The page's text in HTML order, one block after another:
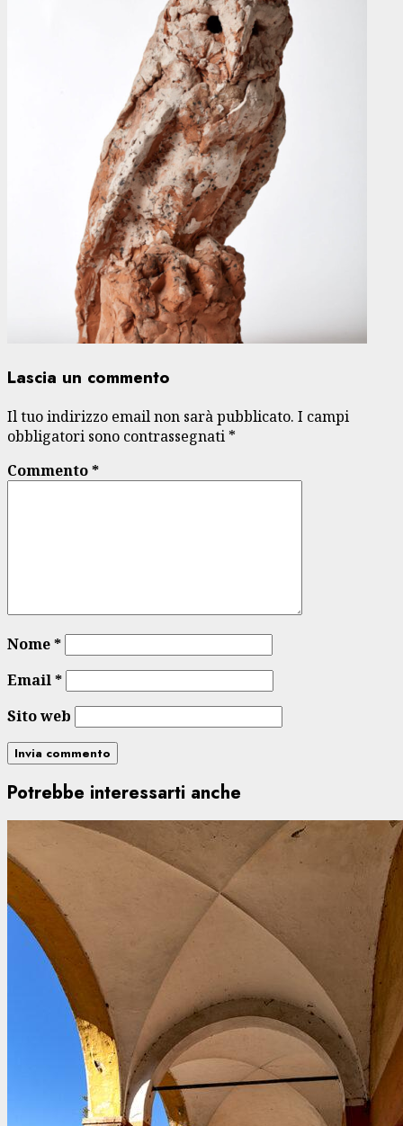
Lascia un commento
Il tuo indirizzo email non sarà pubblicato. I campi
obbligatori sono contrassegnati *
Commento*
Nome*
Email*
Sito web
Potrebbe interessarti anche